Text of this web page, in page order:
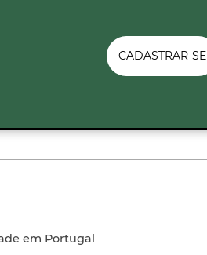
CADASTRAR-SE
em Portugal